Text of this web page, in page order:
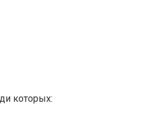
которых: